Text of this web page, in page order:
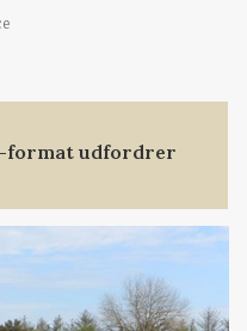
format udfordrer